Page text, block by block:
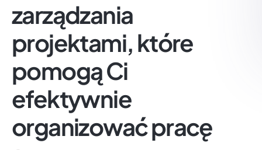
zarządzania
projektami, które
pomogą Ci
efektywnie
organizować pracę